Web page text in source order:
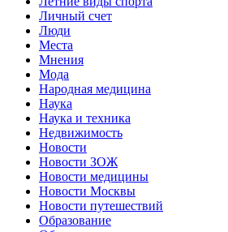
Личный счет
Люди
Места
Мнения
Мода
Народная медицина
Наука
Наука и техника
Недвижимость
Новости
Новости ЗОЖ
Новости медицины
Новости Москвы
Новости путешествий
Образование